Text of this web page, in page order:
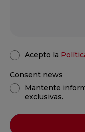
Acepto la
Consent news
Mantente
exclusivas.